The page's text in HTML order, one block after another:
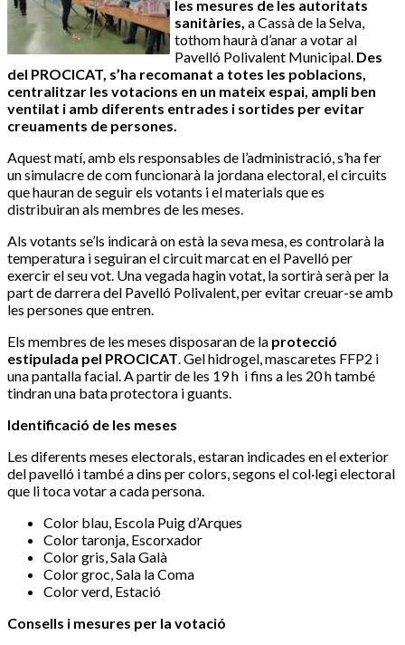
les mesures de les autoritats
sanitàries, a Cassà de la Selva,
tothom haurà d’anar a votar al
Pavelló Polivalent Municipal. Des
del PROCICAT, s’ha recomanat a totes les poblacions,
centralitzar les votacions en un mateix espai, ampli ben
ventilat i amb diferents entrades i sortides per evitar
creuaments de persones.
Aquest matí, amb els responsables de l’administració, s’ha fer
un simulacre de com funcionarà la jordana electoral, el circuits
que hauran de seguir els votants i el materials que es
distribuiran als membres de les meses.
Als votants se’ls indicarà on està la seva mesa, es controlarà la
temperatura i seguiran el circuit marcat en el Pavelló per
exercir el seu vot. Una vegada hagin votat, la sortirà serà per la
part de darrera del Pavelló Polivalent, per evitar creuar-se amb
les persones que entren.
Els membres de les meses disposaran de la protecció
estipulada pel PROCICAT. Gel hidrogel, mascaretes FFP2 i
una pantalla facial. A partir de les 19 h i fins a les 20 h també
tindran una bata protectora i guants.
Identificació de les meses
Les diferents meses electorals, estaran indicades en el exterior
del pavelló i també a dins per colors, segons el col·legi electoral
que li toca votar a cada persona.
Color blau, Escola Puig d’Arques
Color taronja, Escorxador
Color gris, Sala Galà
Color groc, Sala la Coma
Color verd, Estació
Consells i mesures per la votació